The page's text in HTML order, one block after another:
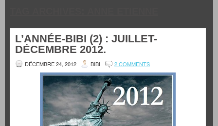
L’ANNÉE-BIBI (2) : JUILLET-
DÉCEMBRE 2012.
DÉCEMBRE 24, 2012 BIBI 2 COMMENTS